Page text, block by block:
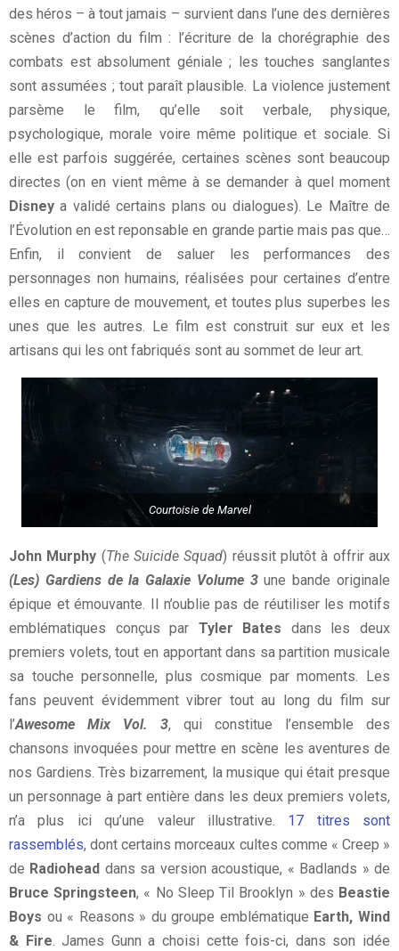
des héros – à tout jamais – survient dans l’une des dernières
scènes d’action du film : l’écriture de la chorégraphie des
combats est absolument géniale ; les touches sanglantes
sont assumées ; tout paraît plausible. La violence justement
parsème le film, qu’elle soit verbale, physique,
psychologique, morale voire même politique et sociale. Si
elle est parfois suggérée, certaines scènes sont beaucoup
directes (on en vient même à se demander à quel moment
Disney a validé certains plans ou dialogues). Le Maître de
l’Évolution en est reponsable en grande partie mais pas que…
Enfin, il convient de saluer les performances des
personnages non humains, réalisées pour certaines d’entre
elles en capture de mouvement, et toutes plus superbes les
unes que les autres. Le film est construit sur eux et les
artisans qui les ont fabriqués sont au sommet de leur art.
Courtoisie de Marvel
John Murphy (The Suicide Squad) réussit plutôt à offrir aux
(Les) Gardiens de la Galaxie Volume 3 une bande originale
épique et émouvante. Il n’oublie pas de réutiliser les motifs
emblématiques conçus par Tyler Bates dans les deux
premiers volets, tout en apportant dans sa partition musicale
sa touche personnelle, plus cosmique par moments. Les
fans peuvent évidemment vibrer tout au long du film sur
l’Awesome Mix Vol. 3, qui constitue l’ensemble des
chansons invoquées pour mettre en scène les aventures de
nos Gardiens. Très bizarrement, la musique qui était presque
un personnage à part entière dans les deux premiers volets,
n’a plus ici qu’une valeur illustrative. 17 titres sont
rassemblés, dont certains morceaux cultes comme « Creep »
de Radiohead dans sa version acoustique, « Badlands » de
Bruce Springsteen, « No Sleep Til Brooklyn » des Beastie
Boys ou « Reasons » du groupe emblématique Earth, Wind
& Fire. James Gunn a choisi cette fois-ci, dans son idée